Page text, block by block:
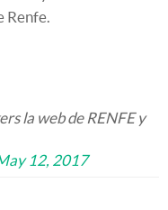
Renfe.
la web de RENFE y
12, 2017